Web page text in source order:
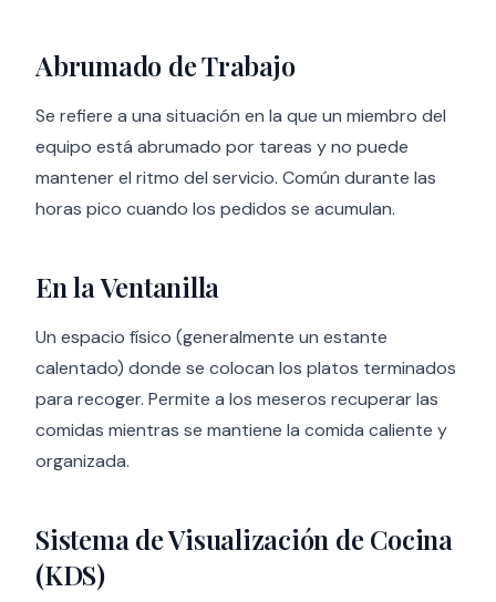
Abrumado de Trabajo
Se refiere a una situación en la que un miembro del
equipo está abrumado por tareas y no puede
mantener el ritmo del servicio. Común durante las
horas pico cuando los pedidos se acumulan.
En la Ventanilla
Un espacio físico (generalmente un estante
calentado) donde se colocan los platos terminados
para recoger. Permite a los meseros recuperar las
comidas mientras se mantiene la comida caliente y
organizada.
Sistema de Visualización de Cocina
(KDS)